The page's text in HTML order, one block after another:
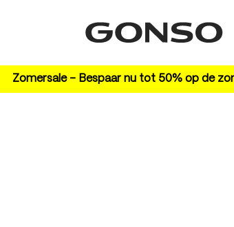
Zomersale – Bespaar nu tot 50% op de